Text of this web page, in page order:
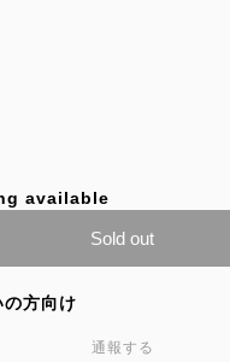
available
Sold out
の方向け
通報する